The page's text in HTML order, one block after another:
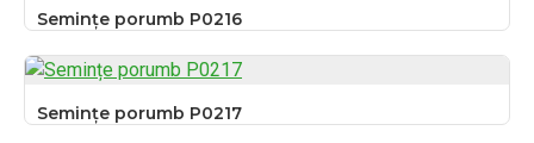
Semințe porumb P0216
Semințe porumb P0217